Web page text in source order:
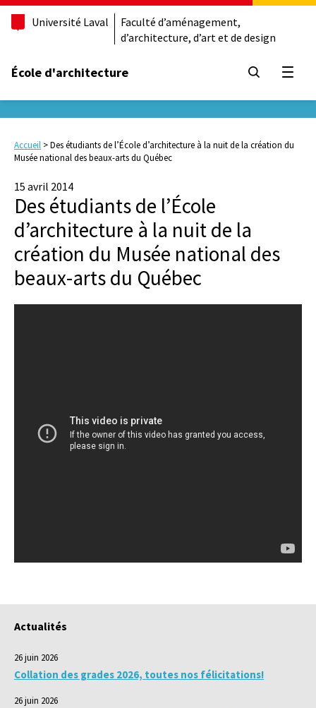
Université Laval
Faculté d’aménagement,
d’architecture, d’art et de design
École d'architecture
Accueil >Des étudiants de l’École d’architecture à la nuit de la création du
Musée national des beaux-arts du Québec
15 avril 2014
Des étudiants de l’École
d’architecture à la nuit de la
création du Musée national des
beaux-arts du Québec
Actualités
26 juin 2026
Collation des grades 2026, toutes nos félicitations!
26 juin 2026